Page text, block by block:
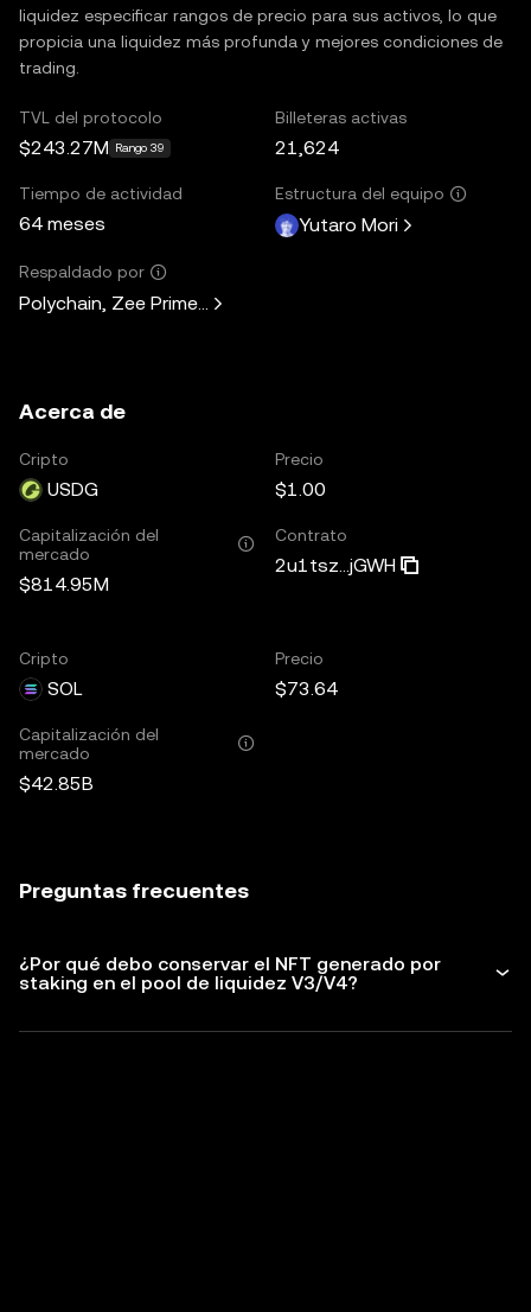
liquidez especificar rangos de precio para sus activos, lo que
propicia una liquidez más profunda y mejores condiciones de
trading.
TVL del protocolo
$243.27M Rango 39
Billeteras activas
21,624
Tiempo de actividad
64 meses
Estructura del equipo
Yutaro Mori
Respaldado por
Polychain, Zee Prime Capital, Solana Ventures,
Acerca de
Cripto
USDG
Precio
$1.00
Capitalización del
mercado
$814.95M
Contrato
2u1tsz...jGWH
Cripto
SOL
Precio
$73.64
Capitalización del
mercado
$42.85B
Preguntas frecuentes
¿Por qué debo conservar el NFT generado por
staking en el pool de liquidez V3/V4?